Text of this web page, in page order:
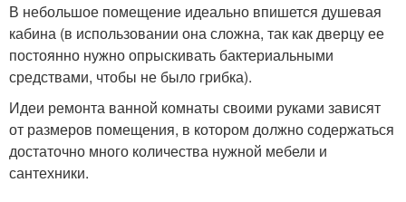
В небольшое помещение идеально впишется душевая
кабина (в использовании она сложна, так как дверцу ее
постоянно нужно опрыскивать бактериальными
средствами, чтобы не было грибка).
Идеи ремонта ванной комнаты своими руками зависят
от размеров помещения, в котором должно содержаться
достаточно много количества нужной мебели и
сантехники.